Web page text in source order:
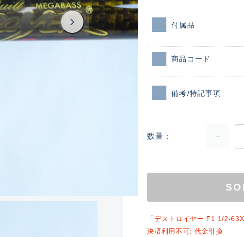
ランクとは？
付属品
商品コード
備考/特記事項
数量
「デストロイヤー F1 1/2-
決済利用不可: 代金引換